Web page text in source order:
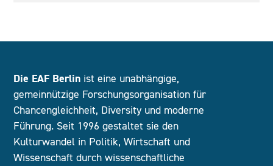
Die EAF Berlin ist eine unabhängige,
gemeinnützige Forschungsorganisation für
Chancengleichheit, Diversity und moderne
Führung. Seit 1996 gestaltet sie den
Kulturwandel in Politik, Wirtschaft und
Wissenschaft durch wissenschaftliche